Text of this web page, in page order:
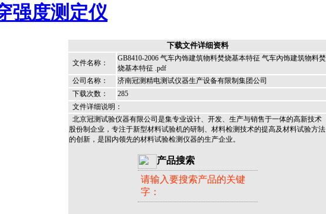
强度测定仪
下载文件详细资料
文件名称：
GB8410-2006 气车內饰建筑物料焚烧基本特征 气车內饰建筑物料焚
烧基本特征 .pdf
公司名称：
济南冠测精电测试仪器生产设备有限制集团公司
下载次数：
285
文件详细说明：
北京冠测试验仪器有限公司是集专业设计、开发、生产与销售于一体的高新技术
股份制企业，专注于新型材料试验机的研制、材料检测技术的提高及材料试验方法
的创新，是国内领先的材料试验检测仪器的生产企业。
产品搜索
请输入要搜索产品的关键
字：